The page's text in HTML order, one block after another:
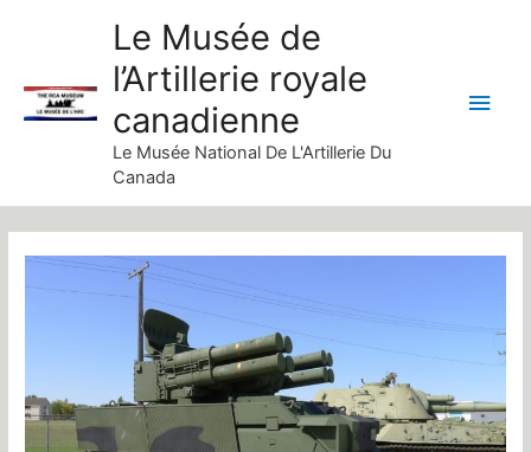
Le Musée de
l’Artillerie royale
canadienne
Le Musée National De L'Artillerie Du
Canada
Main